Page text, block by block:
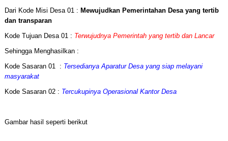
Dari Kode Misi Desa 01 : Mewujudkan Pemerintahan Desa yang tertib
dan transparan
Kode Tujuan Desa 01 : Terwujudnya Pemerintah yang tertib dan Lancar
Sehingga Menghasilkan :
Kode Sasaran 01 : Tersedianya Aparatur Desa yang siap melayani
masyarakat
Kode Sasaran 02 : Tercukupinya Operasional Kantor Desa
Gambar hasil seperti berikut